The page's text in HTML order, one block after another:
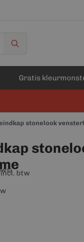
Gratis
stonelook
btw